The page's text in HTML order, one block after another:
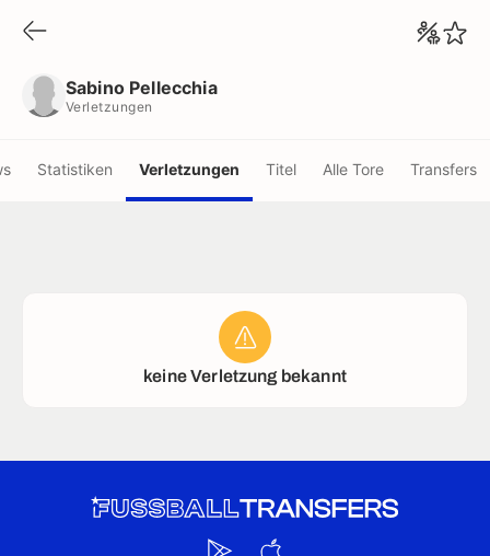
Sabino Pellecchia
Verletzungen
Statistiken Verletzungen Titel Alle Tore Transfers
keine Verletzung bekannt